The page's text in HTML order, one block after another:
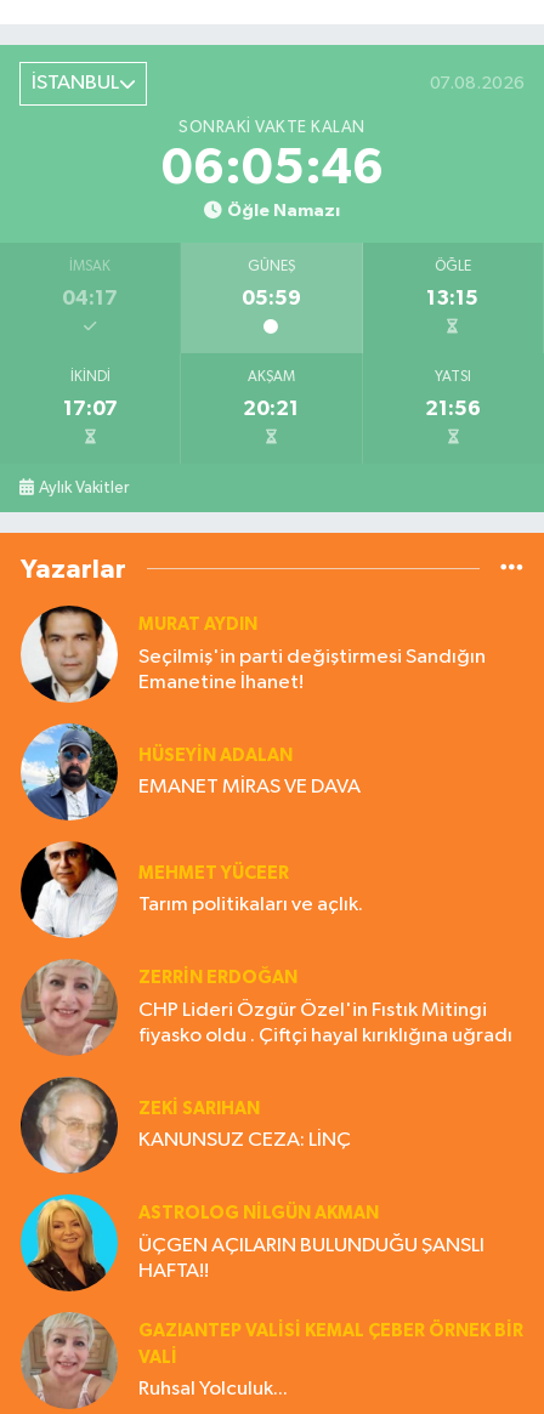
İSTANBUL 07.08.2026
SONRAKI VAKTE KALAN
06:05:46
Öğle Namazı
İMSAK
04:17
GÜNEŞ
05:59
ÖĞLE
13:15
İKINDI
17:07
AKŞAM
20:21
YATSI
21:56
Aylık Vakitler
Yazarlar
MURAT AYDIN
Seçilmiş'in parti değiştirmesi Sandığın
Emanetine İhanet!
HÜSEYIN ADALAN
EMANET MİRAS VE DAVA
MEHMET YÜCEER
Tarım politikaları ve açlık.
ZERRIN ERDOĞAN
CHP Lideri Özgür Özel'in Fıstık Mitingi
fiyasko oldu . Çiftçi hayal kırıklığına uğradı
ZEKI SARIHAN
KANUNSUZ CEZA: LİNÇ
ASTROLOG NILGÜN AKMAN
ÜÇGEN AÇILARIN BULUNDUĞU ŞANSLI
HAFTA!!
GAZIANTEP VALISI KEMAL ÇEBER ÖRNEK BİR
VALİ
Ruhsal Yolculuk...